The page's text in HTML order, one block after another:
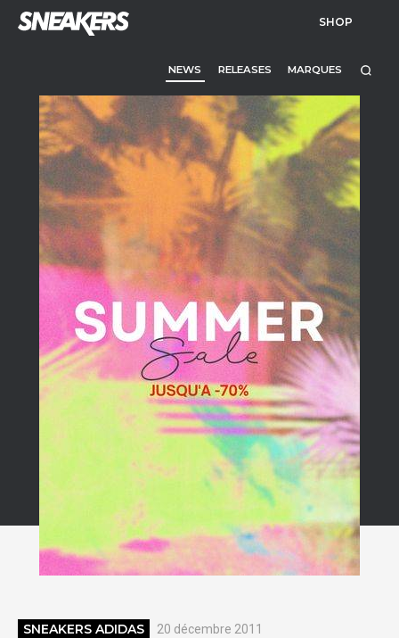
SHOP
NEWS RELEASES MARQUES
SNEAKERS ADIDAS 20 décembre 2011